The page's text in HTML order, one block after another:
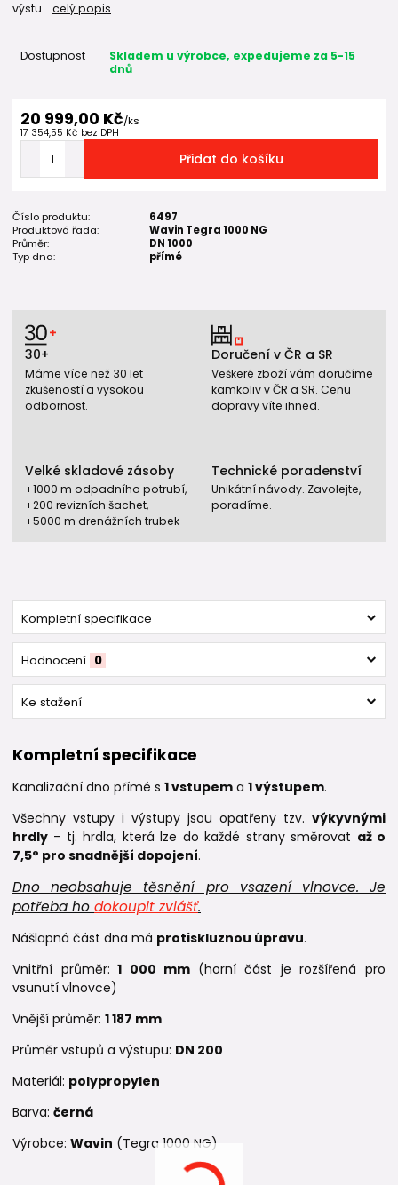
výstu... celý popis
Dostupnost
Skladem u výrobce, expedujeme za 5-15
dnů
20 999,00 Kč/ks
17 354,55 Kč bez DPH
Přidat do košíku
Číslo produktu:
6497
Produktová řada:
Wavin Tegra 1000 NG
Průměr:
DN 1000
Typ dna:
přímé
30+
Máme více než 30 let
zkušeností a vysokou
odbornost.
Doručení v ČR a SR
Veškeré zboží vám doručíme
kamkoliv v ČR a SR. Cenu
dopravy víte ihned.
Velké skladové zásoby
+1000 m odpadního potrubí,
+200 revizních šachet,
+5000 m drenážních trubek
Technické poradenství
Unikátní návody. Zavolejte,
poradíme.
Kompletní specifikace
Hodnocení 0
Ke stažení
Kompletní specifikace
Kanalizační dno přímé s 1 vstupem a 1 výstupem.
Všechny vstupy i výstupy jsou opatřeny tzv. výkyvnými
hrdly - tj. hrdla, která lze do každé strany směrovat až o
7,5° pro snadnější dopojení.
Dno neobsahuje těsnění pro vsazení vlnovce. Je
potřeba ho dokoupit zvlášť.
Nášlapná část dna má protiskluznou úpravu.
Vnitřní průměr: 1 000 mm (horní část je rozšířená pro
vsunutí vlnovce)
Vnější průměr: 1 187 mm
Průměr vstupů a výstupu: DN 200
Materiál: polypropylen
Barva: černá
Výrobce: Wavin (Tegra 1000 NG)